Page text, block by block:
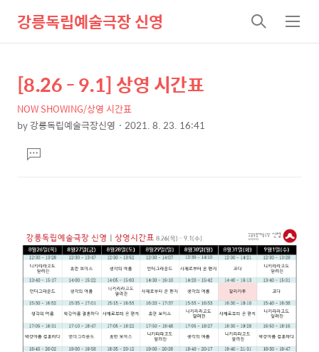
강릉독립예술극장 신영
검
색
메
뉴
상
세
컨
텐
츠
본
문
제
목
[8.26 - 9.1] 상영 시간표
NOW SHOWING/상영 시간표
by강릉독립예술극장신영 2021. 8. 23. 16:41
문댓
글